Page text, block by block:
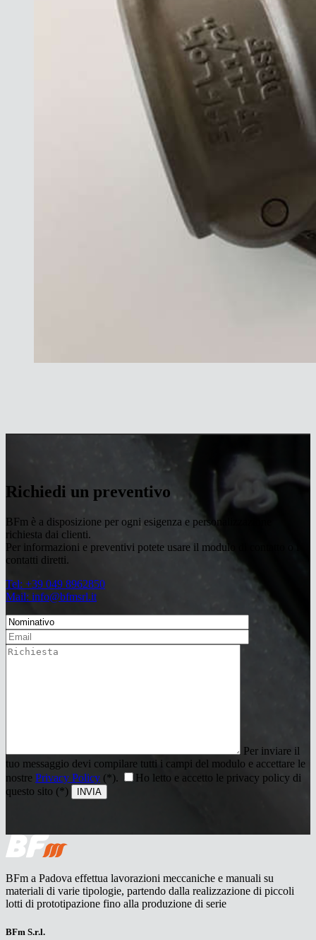
Richiedi un preventivo
BFm è a disposizione per ogni esigenza e personalizzazione
richiesta dai clienti.
Per informazioni e preventivi potete usare il modulo di contatto o i
contatti diretti.
Tel: +39 049 8962850
Mail: info@bfmsrl.it
Per inviare il
tuo messaggio devi compilare tutti i campi del modulo e accettare le
nostre Privacy Policy (*).
Ho letto e accetto le privacy policy di
questo sito (*)
BFm a Padova effettua lavorazioni meccaniche e manuali su
materiali di varie tipologie, partendo dalla realizzazione di piccoli
lotti di prototipazione fino alla produzione di serie
BFm S.r.l.